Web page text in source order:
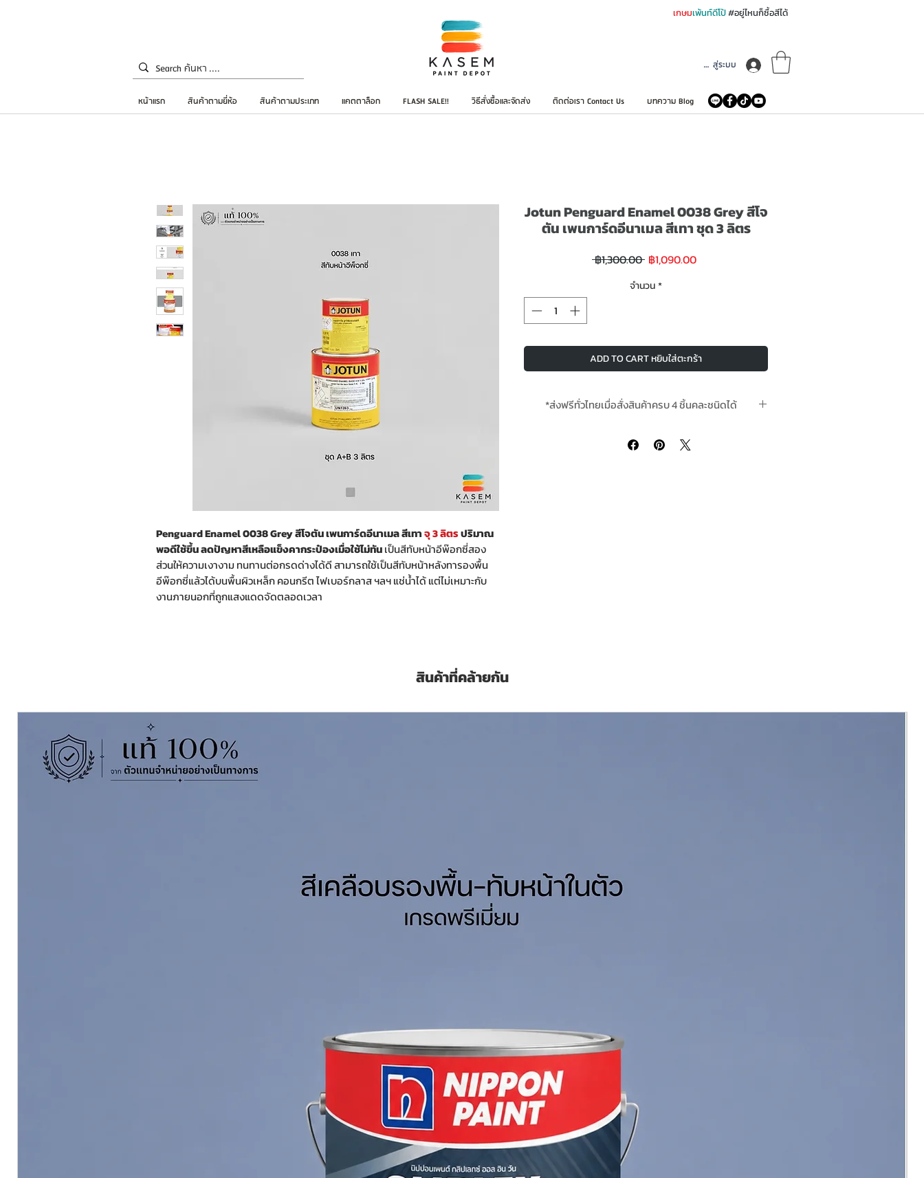
เกษมเพ้นท์ดีโป้#อยู่ไหนก็ซื้อสีได้
เข้าสู่ระบบ
หน้าแรก สินค้าตามยี่ห้อ สินค้าตามประเภท แคตตาล็อก FLASH SALE!! วิธีสั่งซื้อและจัดส่ง ติดต่อเรา Contact Us บทความ Blog
Penguard Enamel 0038 Grey สีโจตัน เพนการ์ดอีนาเมล สีเทาจุ 3 ลิตรปริมาณ
พอดีใช้ขึ้น ลดปัญหาสีเหลือแข็งคากระป๋องเมื่อใช้ไม่ทันเป็นสีทับหน้าอีพ๊อกซี่สอง
ส่วนให้ความเงางาม ทนทานต่อกรดด่างได้ดี สามารถใช้เป็นสีทับหน้าหลังทารองพื้น
อีพ๊อกซี่แล้วได้บนพื้นผิวเหล็ก คอนกรีต ไฟเบอร์กลาส ฯลฯ แช่น้ำได้ แต่ไม่เหมาะกับ
งานภายนอกที่ถูกแสงแดดจัดตลอดเวลา
finish with fair gloss retention. To be used as topcoat in atmospheric and
ฟิล์มสี Finishing:Gloss เงา
เฉดสี Colours: กรุณาเลือกจากรูปสินค้า Examples in Product Pictures
ผสมทินเนอร์ Thining with:
ลิ๊กที่นี่
Jotun Penguard Enamel 0038 Grey สีโจ
ตัน เพนการ์ดอีนาเมล สีเทา ชุด 3 ลิตร
฿1,300.00 ราคา
฿1,090.00ราคา
จำนวน*
ADD TO CART หยิบใส่ตะกร้า
*ส่งฟรีทั่วไทยเมื่อสั่งสินค้าครบ 4 ชิ้นคละชนิดได้
สินค้าที่คล้ายกัน